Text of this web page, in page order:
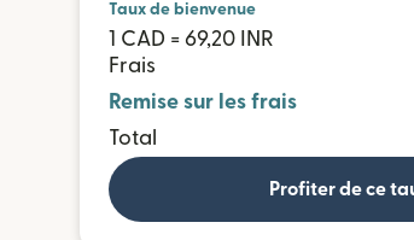
Taux de bienvenue
1 CAD = 69,20 INR
Frais
Remise sur les frais
Total
Profiter de ce